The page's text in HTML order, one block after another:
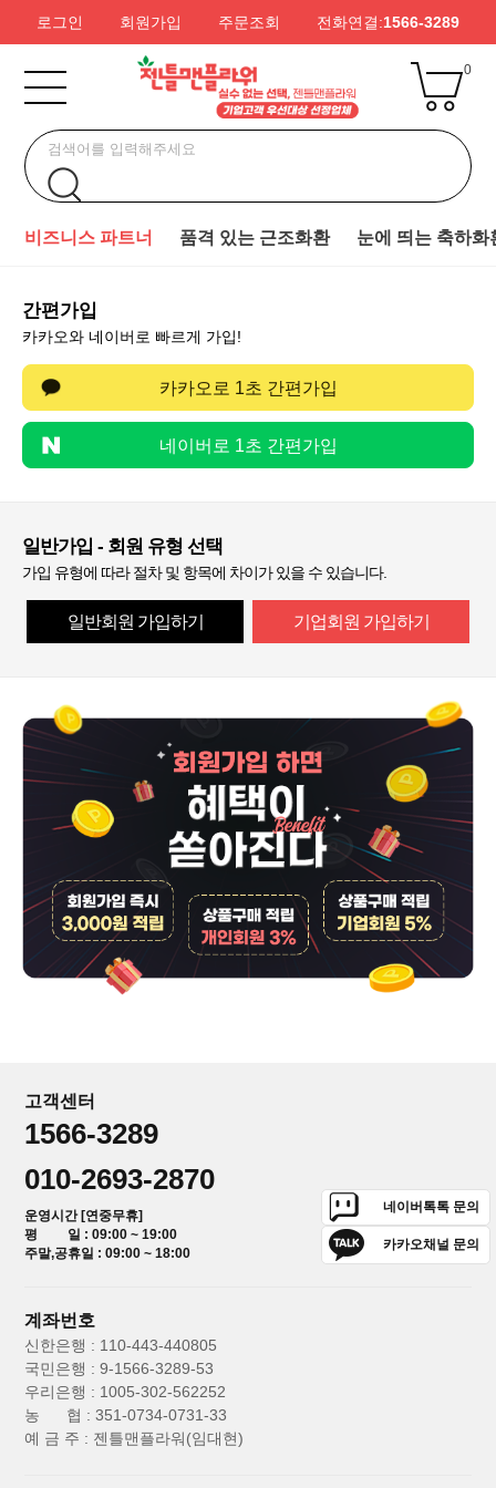
로그인 회원가입 주문조회 전화연결:1566-3289
0
비즈니스 파트너 품격 있는 근조화환 눈에 띄는 축하화
간편가입
카카오와 네이버로 빠르게 가입!
카카오로 1초 간편가입
네이버로 1초 간편가입
일반가입 - 회원 유형 선택
가입 유형에 따라 절차 및 항목에 차이가 있을 수 있습니다.
일반회원 가입하기 기업회원 가입하기
고객센터
1566-3289
010-2693-2870
운영시간 [연중무휴]
평 일 : 09:00 ~ 19:00
주말,공휴일 : 09:00 ~ 18:00
네이버톡톡 문의
카카오채널 문의
계좌번호
신한은행 : 110-443-440805
국민은행 : 9-1566-3289-53
우리은행 : 1005-302-562252
농 협 : 351-0734-0731-33
예 금 주 : 젠틀맨플라워(임대현)